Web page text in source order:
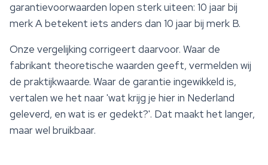
garantievoorwaarden lopen sterk uiteen: 10 jaar bij
merk A betekent iets anders dan 10 jaar bij merk B.
Onze vergelijking corrigeert daarvoor. Waar de
fabrikant theoretische waarden geeft, vermelden wij
de praktijkwaarde. Waar de garantie ingewikkeld is,
vertalen we het naar 'wat krijg je hier in Nederland
geleverd, en wat is er gedekt?'. Dat maakt het langer,
maar wel bruikbaar.